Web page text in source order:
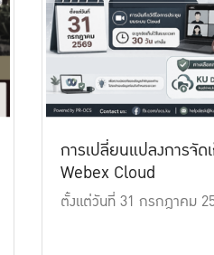
การเปลี่ยนแปลงการจั
Webex Cloud
ตั้งแต่วันที่ 31 กรกฎาคม